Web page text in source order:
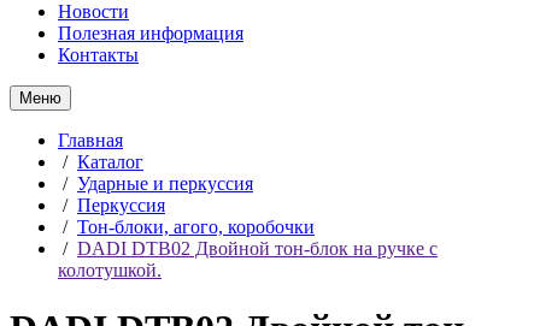
Новости
Полезная информация
Контакты
Меню
Главная
/ Каталог
/ Ударные и перкуссия
/ Перкуссия
/ Тон-блоки, агого, коробочки
/ DADI DTB02 Двойной тон-блок на ручке с
колотушкой.